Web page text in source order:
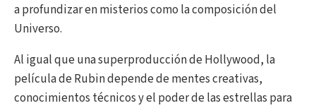
a profundizar en misterios como la composición del
Universo.
Al igual que una superproducción de Hollywood, la
película de Rubin depende de mentes creativas,
conocimientos técnicos y el poder de las estrellas para